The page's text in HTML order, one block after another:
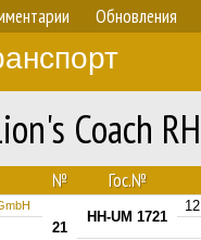
Обновления
Coach
№ Гос.№
21
HH-UM 1721